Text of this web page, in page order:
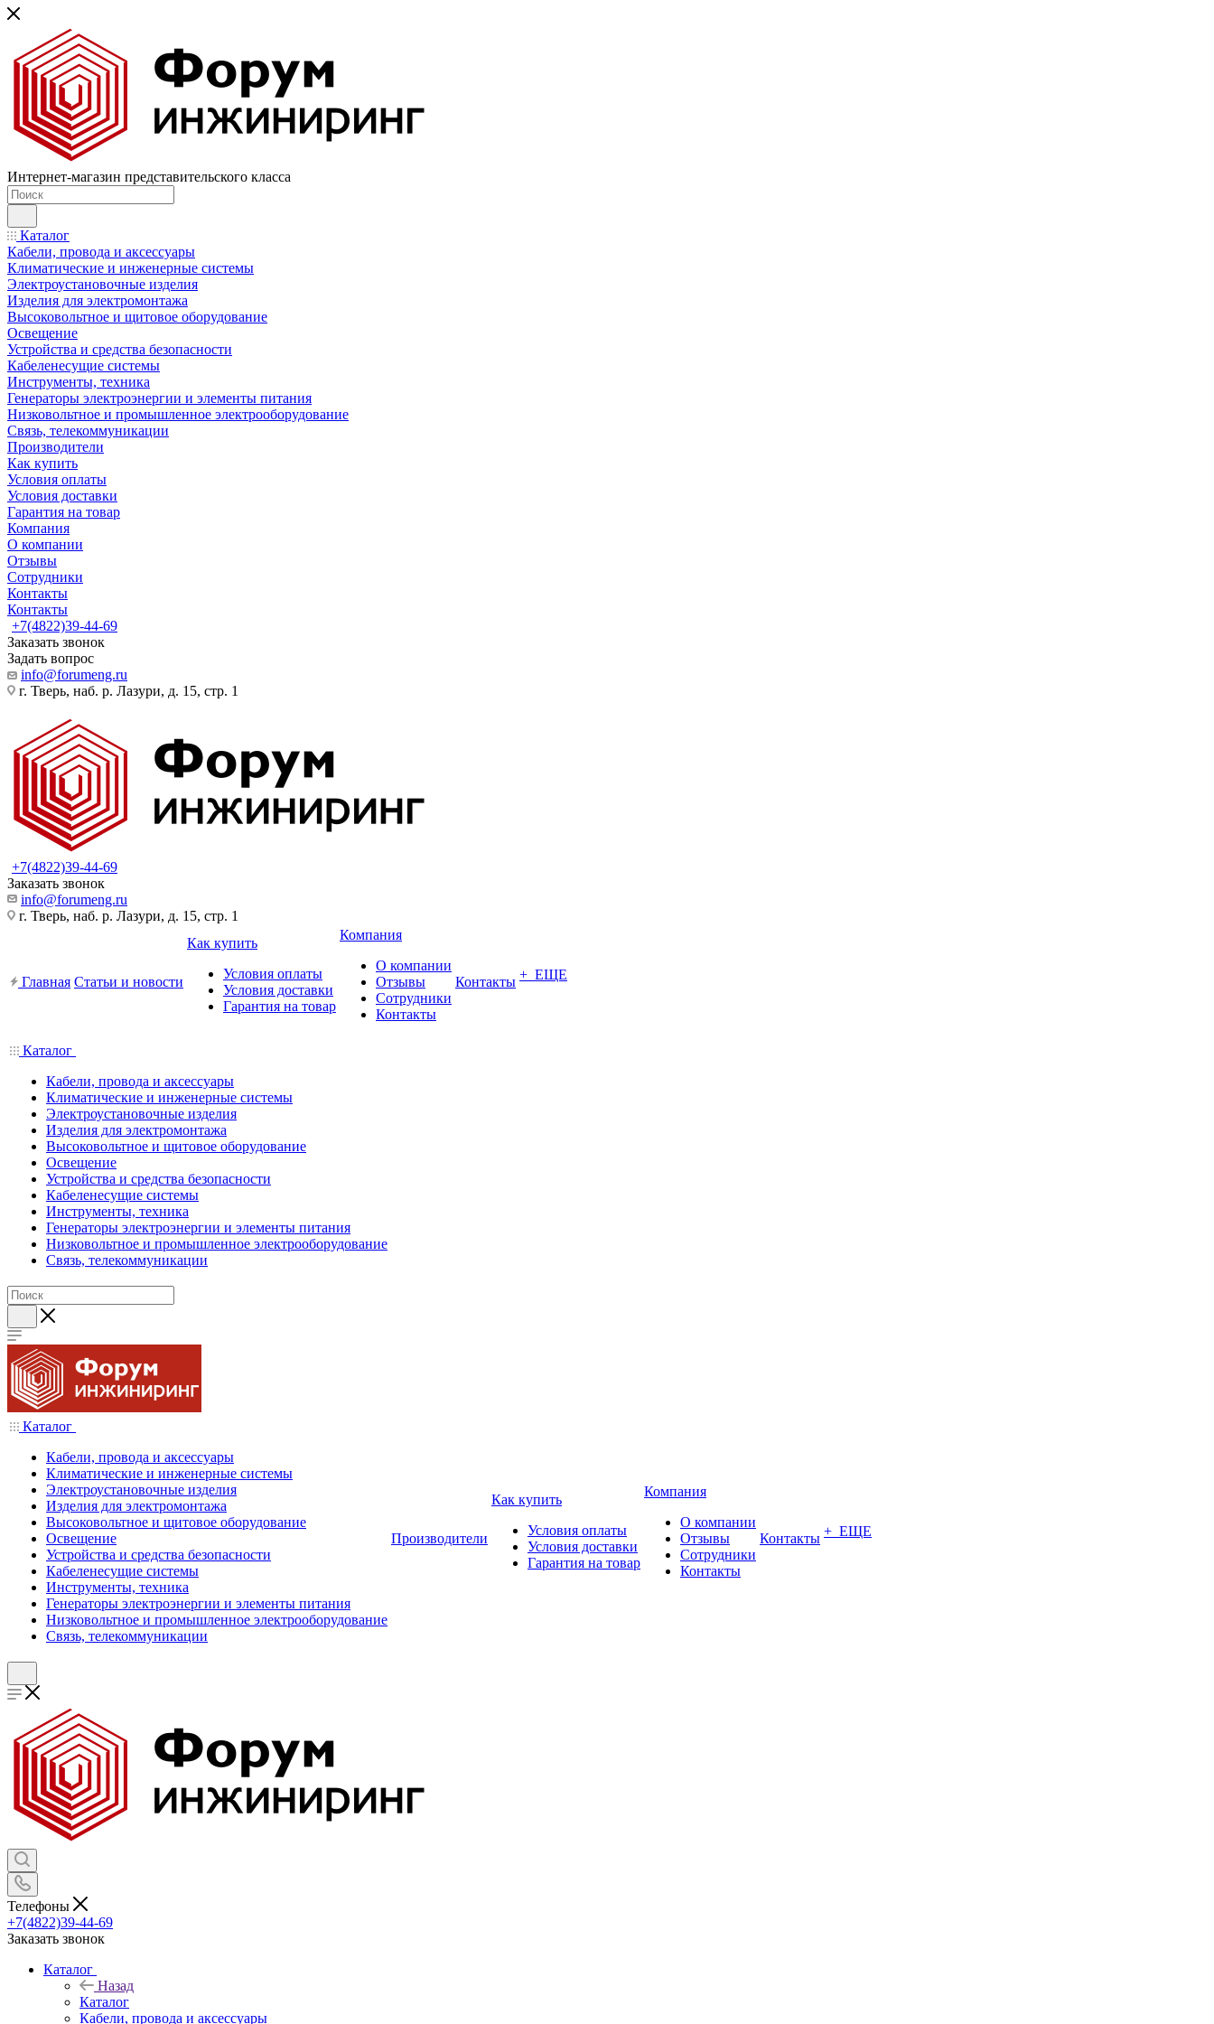
Интернет-магазин представительского класса
Каталог
Кабели, провода и аксессуары
Климатические и инженерные системы
Электроустановочные изделия
Изделия для электромонтажа
Высоковольтное и щитовое оборудование
Освещение
Устройства и средства безопасности
Кабеленесущие системы
Инструменты, техника
Генераторы электроэнергии и элементы питания
Низковольтное и промышленное электрооборудование
Связь, телекоммуникации
Производители
Как купить
Условия оплаты
Условия доставки
Гарантия на товар
Компания
О компании
Отзывы
Сотрудники
Контакты
Контакты
+7(4822)39-44-69
Заказать звонок
Задать вопрос
info@forumeng.ru
г. Тверь, наб. р. Лазури, д. 15, стр. 1
+7(4822)39-44-69
Заказать звонок
info@forumeng.ru
г. Тверь, наб. р. Лазури, д. 15, стр. 1
Главная Статьи и новости
Как купить
Условия оплаты
Условия доставки
Гарантия на товар
Компания
О компании
Отзывы
Сотрудники
Контакты
Контакты + ЕЩЕ
Каталог
Кабели, провода и аксессуары
Климатические и инженерные системы
Электроустановочные изделия
Изделия для электромонтажа
Высоковольтное и щитовое оборудование
Освещение
Устройства и средства безопасности
Кабеленесущие системы
Инструменты, техника
Генераторы электроэнергии и элементы питания
Низковольтное и промышленное электрооборудование
Связь, телекоммуникации
Каталог
Кабели, провода и аксессуары
Климатические и инженерные системы
Электроустановочные изделия
Изделия для электромонтажа
Высоковольтное и щитовое оборудование
Освещение
Устройства и средства безопасности
Кабеленесущие системы
Инструменты, техника
Генераторы электроэнергии и элементы питания
Низковольтное и промышленное электрооборудование
Связь, телекоммуникации
Производители
Как купить
Условия оплаты
Условия доставки
Гарантия на товар
Компания
О компании
Отзывы
Сотрудники
Контакты
Контакты + ЕЩЕ
Телефоны
+7(4822)39-44-69
Заказать звонок
Каталог
Назад
Каталог
Кабели, провода и аксессуары